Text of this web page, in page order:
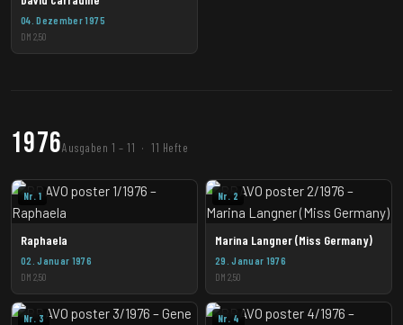
04. Dezember 1975
DM 2,50
1976Ausgaben 1 – 11 · 11 Hefte
Nr. 1
Raphaela
02. Januar 1976
DM 2,50
Nr. 2
Marina Langner (Miss Germany)
29. Januar 1976
DM 2,50
Nr. 3 Nr. 4